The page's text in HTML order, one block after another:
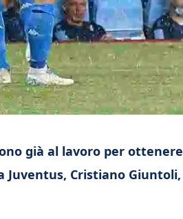
già al lavoro per ottenere
Juventus, Cristiano Giuntoli,